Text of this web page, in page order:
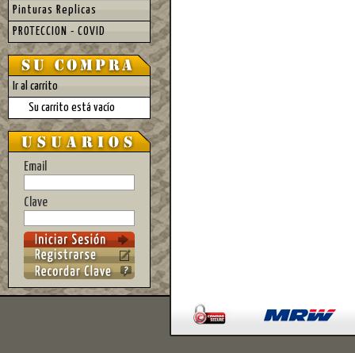
Pinturas Replicas
PROTECCION - COVID
Ir al carrito
Su carrito está vacío
Email
Clave